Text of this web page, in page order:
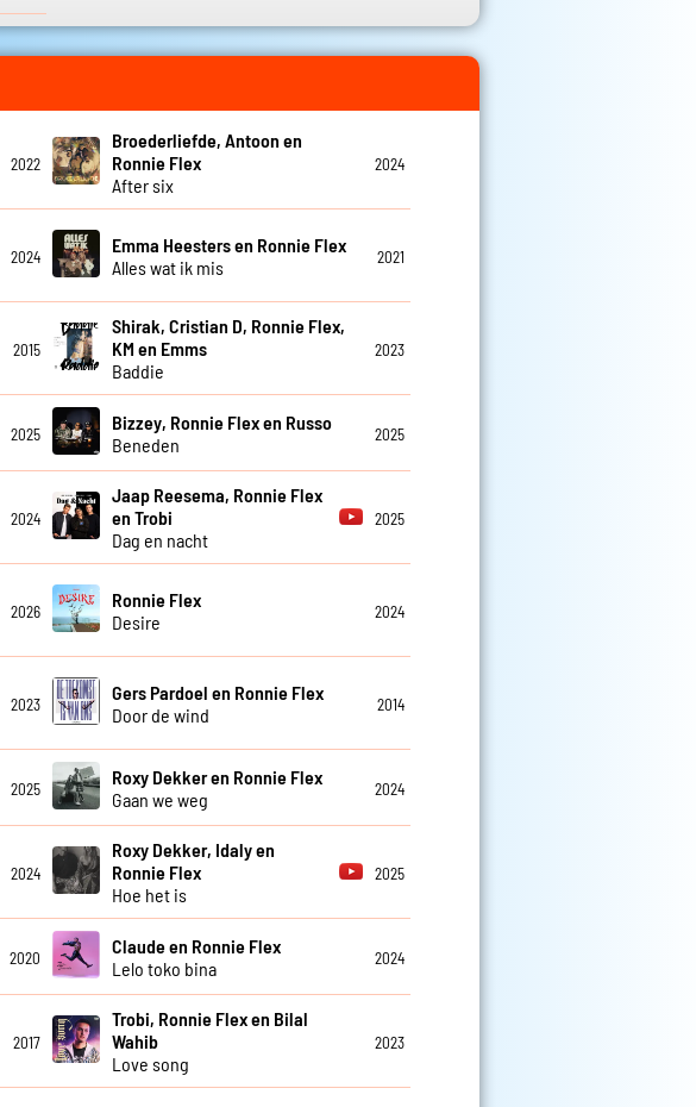
2022
Broederliefde, Antoon en
Ronnie Flex
After six
2024
2024
Emma Heesters en Ronnie Flex
Alles wat ik mis
2021
2015
Shirak, Cristian D, Ronnie Flex,
KM en Emms
Baddie
2023
2025
Bizzey, Ronnie Flex en Russo
Beneden
2025
2024
Jaap Reesema, Ronnie Flex
en Trobi
Dag en nacht
2025
2026
Ronnie Flex
Desire
2024
2023
Gers Pardoel en Ronnie Flex
Door de wind
2014
2025
Roxy Dekker en Ronnie Flex
Gaan we weg
2024
2024
Roxy Dekker, Idaly en
Ronnie Flex
Hoe het is
2025
2020
Claude en Ronnie Flex
Lelo toko bina
2024
2017
Trobi, Ronnie Flex en Bilal
Wahib
Love song
2023